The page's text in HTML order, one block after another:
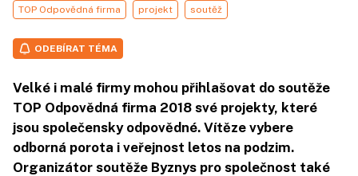
TOP Odpovědná firma projekt soutěž
ODEBÍRAT TÉMA
Velké i malé firmy mohou přihlašovat do soutěže
TOP Odpovědná firma 2018 své projekty, které
jsou společensky odpovědné. Vítěze vybere
odborná porota i veřejnost letos na podzim.
Organizátor soutěže Byznys pro společnost také